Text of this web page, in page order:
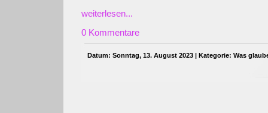
weiterlesen...
0 Kommentare
Datum: Sonntag, 13. August 2023 | Kategorie: Was